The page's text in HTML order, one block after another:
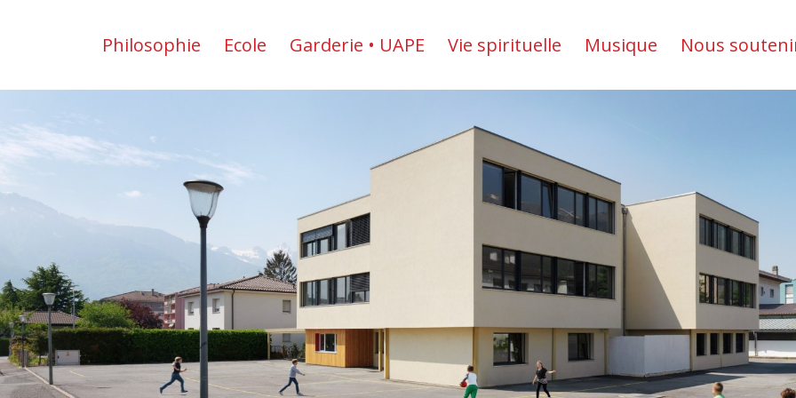
Philosophie Ecole Garderie • UAPE Vie spirituelle Musique Nous